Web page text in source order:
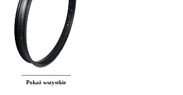
------------------------
Pokaż wszystkie